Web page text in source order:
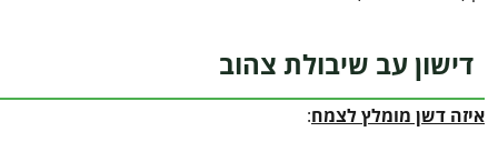
דישון עב שיבולת צהוב
איזה דשן מומלץ לצמח: